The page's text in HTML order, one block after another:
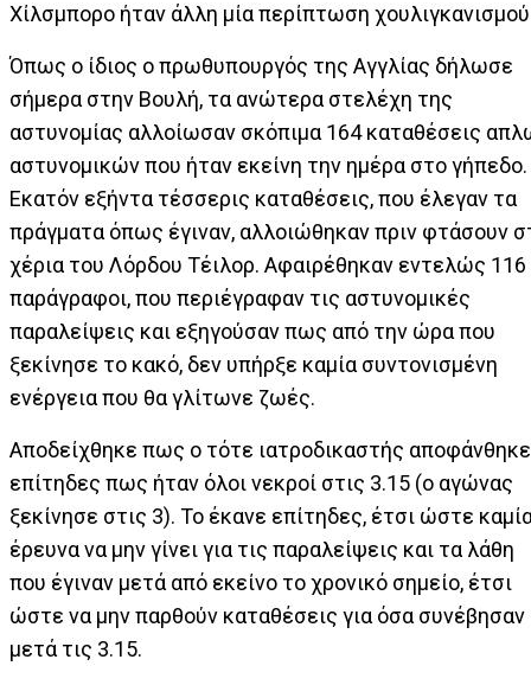
Χίλσμπορο ήταν άλλη μία περίπτωση
Όπως ο ίδιος ο πρωθυπουργός της Αγγλίας δήλωσε
σήμερα στην Βουλή, τα ανώτερα στελέχη της
αστυνομίας αλλοίωσαν σκόπιμα 164 καταθέσεις
αστυνομικών που ήταν εκείνη την ημέρα στο γήπεδο.
Εκατόν εξήντα τέσσερις καταθέσεις, που έλεγαν τα
πράγματα όπως έγιναν, αλλοιώθηκαν πριν φτάσουν
χέρια του Λόρδου Τέιλορ. Αφαιρέθηκαν εντελώς 116
παράγραφοι, που περιέγραφαν τις αστυνομικές
παραλείψεις και εξηγούσαν πως από την ώρα που
ξεκίνησε το κακό, δεν υπήρξε καμία συντονισμένη
ενέργεια που θα γλίτωνε ζωές.
Αποδείχθηκε πως ο τότε ιατροδικαστής αποφάνθηκε
επίτηδες πως ήταν όλοι νεκροί στις 3.15 (ο αγώνας
ξεκίνησε στις 3). Το έκανε επίτηδες, έτσι ώστε
έρευνα να μην γίνει για τις παραλείψεις και τα λάθη
που έγιναν μετά από εκείνο το χρονικό σημείο, έτσι
ώστε να μην παρθούν καταθέσεις για όσα συνέβησαν
μετά τις 3.15.